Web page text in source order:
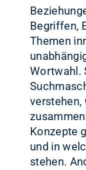
Begriffen,
Themen
Wortwahl.
verstehen,
Konzepte
und in
stehen.